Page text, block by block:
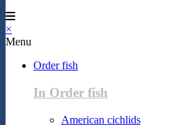
×
Menu
Order fish
In Order fish
American cichlids